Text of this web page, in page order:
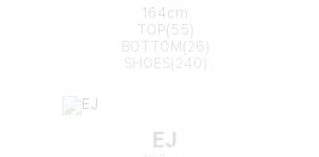
164cm
TOP(55)
BOTTOM(26)
EJ